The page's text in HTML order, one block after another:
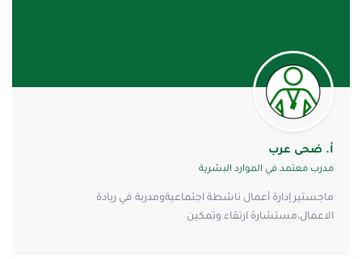
أ. ضحى عرب
مدرب معتمد في الموارد البشرية
ماجستير إدارة أعمال ناشطة اجتماعيةومدربة في ريادة
الاعمال،مستشارة ارتقاء وتمكين